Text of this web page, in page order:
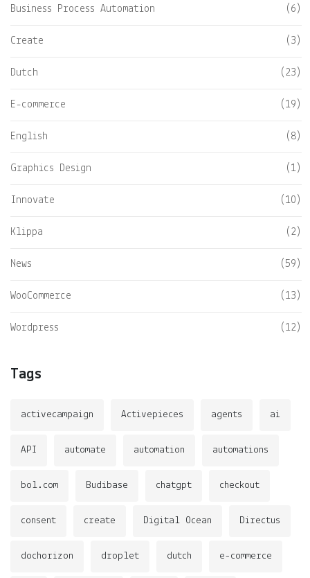
Business Process Automation (6)
Create (3)
Dutch (23)
E-commerce (19)
English (8)
Graphics Design (1)
Innovate (10)
Klippa (2)
News (59)
WooCommerce (13)
Wordpress (12)
Tags
activecampaign Activepieces agents ai
API automate automation automations
bol.com Budibase chatgpt checkout
consent create Digital Ocean Directus
dochorizon droplet dutch e-commerce